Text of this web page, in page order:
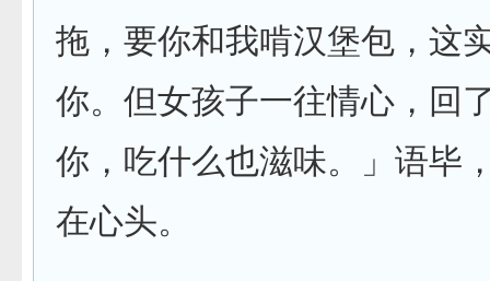
拖，要你和我啃汉堡包，这
你。但女孩子一往情心，回
你，吃什么也滋味。」语毕
在心头。